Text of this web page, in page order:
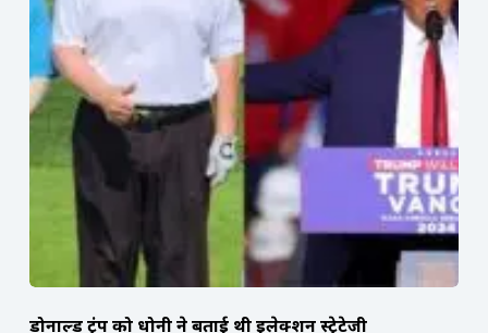
डोनाल्ड ट्रंप को धोनी ने बताई थी इलेक्शन स्ट्रेटेजी